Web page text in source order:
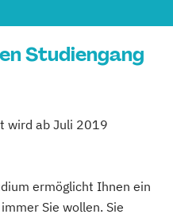
Studiengang
wird ab Juli 2019
ermöglicht Ihnen ein
Sie wollen. Sie